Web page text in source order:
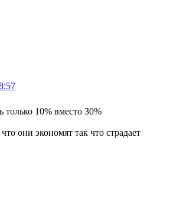
только 10% вместо 30%
они экономят так что страдает